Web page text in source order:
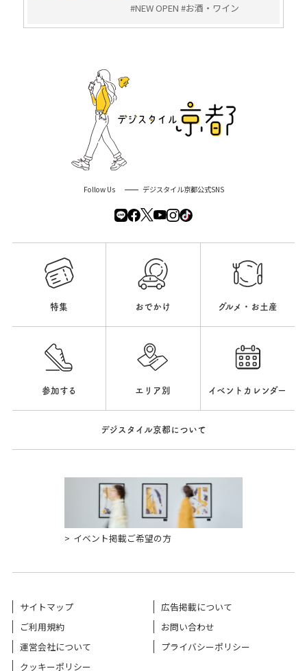
#NEW OPEN #お酒・ワイン
Follow Us デジスタイル京都公式SNS
特集 おでかけ グルメ・お土産
参加する エリア別 イベントカレンダー
デジスタイル京都について
イベント掲載ご希望の方
サイトマップ
広告掲載について
ご利用規約
お問い合わせ
運営会社について
プライバシーポリシー
クッキーポリシー